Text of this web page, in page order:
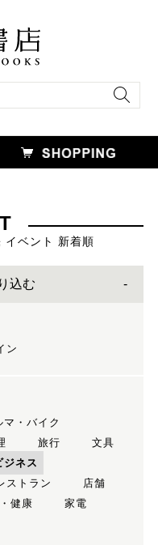
イベント 新着順
込む
ン
マ・バイク
旅行
文具
ジネス
ストラン
店舗
健康
家電